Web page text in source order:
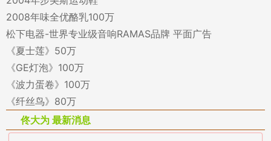
2008年味全优酪乳100万
松下电器-世界专业级音响RAMAS品牌 平面广告
《夏士莲》50万
《GE灯泡》100万
《波力蛋卷》100万
《纤丝鸟》80万
佟大为 最新消息